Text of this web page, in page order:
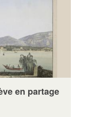
en partage